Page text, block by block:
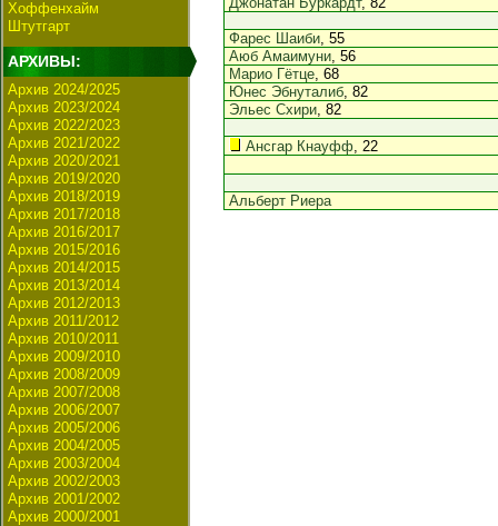
Хоффенхайм
Штутгарт
АРХИВЫ:
Архив 2024/2025
Архив 2023/2024
Архив 2022/2023
Архив 2021/2022
Архив 2020/2021
Архив 2019/2020
Архив 2018/2019
Архив 2017/2018
Архив 2016/2017
Архив 2015/2016
Архив 2014/2015
Архив 2013/2014
Архив 2012/2013
Архив 2011/2012
Архив 2010/2011
Архив 2009/2010
Архив 2008/2009
Архив 2007/2008
Архив 2006/2007
Архив 2005/2006
Архив 2004/2005
Архив 2003/2004
Архив 2002/2003
Архив 2001/2002
Архив 2000/2001
Фарес Шаиби, 55
Аюб Амаимуни, 56
Марио Гётце, 68
Юнес Эбнуталиб, 82
Эльес Схири, 82
Ансгар Кнауфф, 22
Альберт Риера